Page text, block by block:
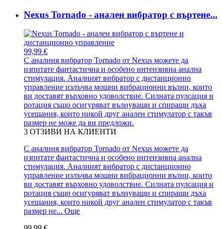
Nexus Tornado - анален вибратор с въртене...
99,99 €
С аналния вибратор Tornado от Nexus можете да
изпитате фантастична и особено интензивна анална
стимулация. Аналният вибратор с дистанционно
управление излъчва мощни вибрационни вълни, които
ви доставят върховно удоволствие. Силната пулсация и
ротация също осигуряват вълнуващи и спиращи дъха
усещания, които никой друг анален стимулатор с такъв
размер не може да ви предложи.
3 ОТЗИВИ НА КЛИЕНТИ
С аналния вибратор Tornado от Nexus можете да
изпитате фантастична и особено интензивна анална
стимулация. Аналният вибратор с дистанционно
управление излъчва мощни вибрационни вълни, които
ви доставят върховно удоволствие. Силната пулсация и
ротация също осигуряват вълнуващи и спиращи дъха
усещания, които никой друг анален стимулатор с такъв
размер не... Още